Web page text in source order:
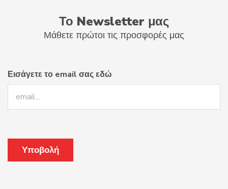
Το Newsletter μας
Μάθετε πρώτοι τις προσφορές μας
Εισάγετε το email σας εδώ